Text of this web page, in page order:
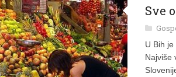
Sve
U Bih
Najviše